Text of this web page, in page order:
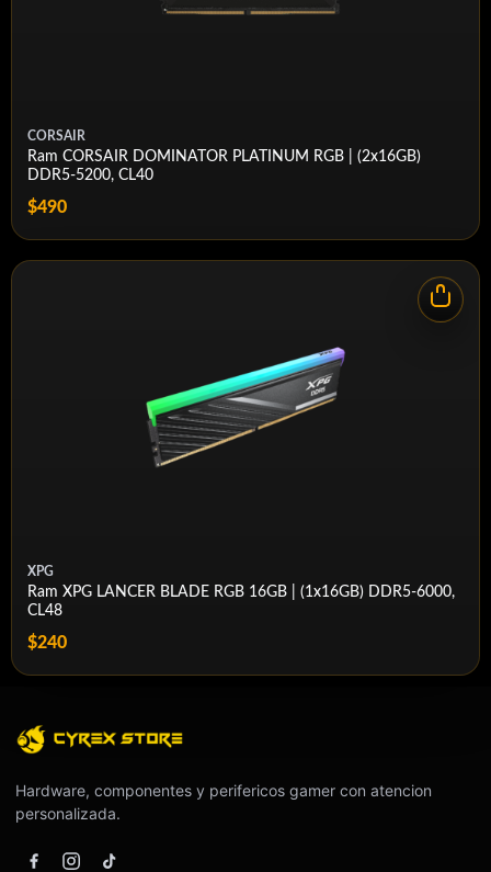
estabilidad.
Las especificaciones y la disponibilidad están sujetas a
cambios sin previo aviso. Todos los productos de Patriot
Memory están destinados al uso general del consumidor,
a menos que se especifique lo contrario.
CORSAIR
Ram CORSAIR DOMINATOR PLATINUM RGB | (2x16GB)
DDR5-5200, CL40
$490
XPG
Ram XPG LANCER BLADE RGB 16GB | (1x16GB) DDR5-6000,
CL48
$240
Hardware, componentes y perifericos gamer con atencion
personalizada.